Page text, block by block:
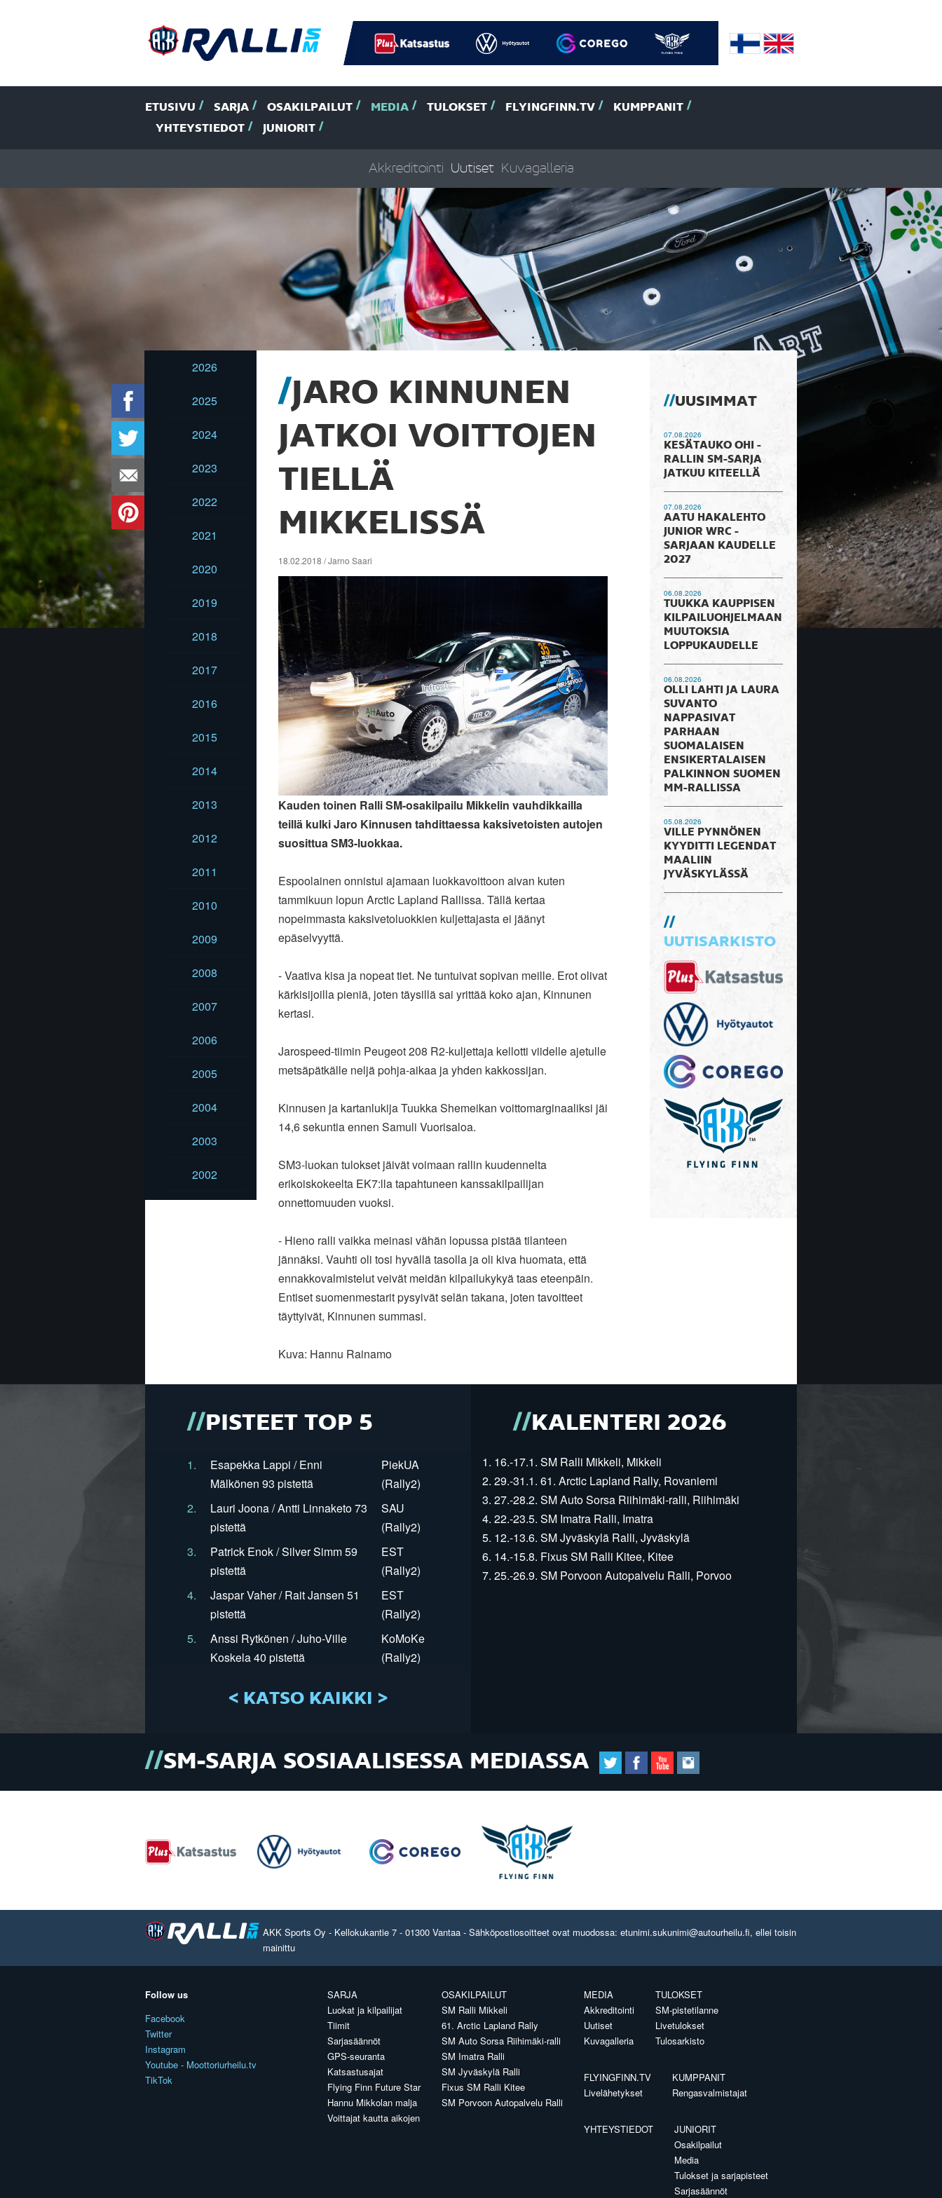
ETUSIVU SARJA OSAKILPAILUT MEDIA TULOKSET FLYINGFINN.TV
KUMPPANIT
YHTEYSTIEDOT
JUNIORIT
Akkreditointi Uutiset Kuvagalleria
2026
2025
2024
2023
2022
2021
2020
2019
2018
2017
2016
2015
2014
2013
2012
2011
2010
2009
2008
2007
2006
2005
2004
2003
2002
JARO KINNUNEN
JATKOI VOITTOJEN
TIELLÄ
MIKKELISSÄ
18.02.2018 / Jarno Saari
Kauden toinen Ralli SM-osakilpailu Mikkelin vauhdikkailla
teillä kulki Jaro Kinnusen tahdittaessa kaksivetoisten autojen
suosittua SM3-luokkaa.
Espoolainen onnistui ajamaan luokkavoittoon aivan kuten
tammikuun lopun Arctic Lapland Rallissa. Tällä kertaa
nopeimmasta kaksivetoluokkien kuljettajasta ei jäänyt
epäselvyyttä.
- Vaativa kisa ja nopeat tiet. Ne tuntuivat sopivan meille. Erot olivat
kärkisijoilla pieniä, joten täysillä sai yrittää koko ajan, Kinnunen
kertasi.
Jarospeed-tiimin Peugeot 208 R2-kuljettaja kellotti viidelle ajetulle
metsäpätkälle neljä pohja-aikaa ja yhden kakkossijan.
Kinnusen ja kartanlukija Tuukka Shemeikan voittomarginaaliksi jäi
14,6 sekuntia ennen Samuli Vuorisaloa.
SM3-luokan tulokset jäivät voimaan rallin kuudennelta
erikoiskokeelta EK7:lla tapahtuneen kanssakilpailijan
onnettomuuden vuoksi.
- Hieno ralli vaikka meinasi vähän lopussa pistää tilanteen
jännäksi. Vauhti oli tosi hyvällä tasolla ja oli kiva huomata, että
ennakkovalmistelut veivät meidän kilpailukykyä taas eteenpäin.
Entiset suomenmestarit pysyivät selän takana, joten tavoitteet
täyttyivät, Kinnunen summasi.
Kuva: Hannu Rainamo
UUSIMMAT
07.08.2026
KESÄTAUKO OHI -
RALLIN SM-SARJA
JATKUU KITEELLÄ
07.08.2026
AATU HAKALEHTO
JUNIOR WRC -
SARJAAN KAUDELLE
2027
06.08.2026
TUUKKA KAUPPISEN
KILPAILUOHJELMAAN
MUUTOKSIA
LOPPUKAUDELLE
06.08.2026
OLLI LAHTI JA LAURA
SUVANTO
NAPPASIVAT
PARHAAN
SUOMALAISEN
ENSIKERTALAISEN
PALKINNON SUOMEN
MM-RALLISSA
05.08.2026
VILLE PYNNÖNEN
KYYDITTI LEGENDAT
MAALIIN
JYVÄSKYLÄSSÄ
UUTISARKISTO
PISTEET TOP 5
1.
Esapekka Lappi / Enni
Mälkönen 93 pistettä
PiekUA
(Rally2)
2.
Lauri Joona / Antti Linnaketo 73
pistettä
SAU
(Rally2)
3.
Patrick Enok / Silver Simm 59
pistettä
EST
(Rally2)
4.
Jaspar Vaher / Rait Jansen 51
pistettä
EST
(Rally2)
5.
Anssi Rytkönen / Juho-Ville
Koskela 40 pistettä
KoMoKe
(Rally2)
< KATSO KAIKKI >
KALENTERI 2026
1. 16.-17.1. SM Ralli Mikkeli, Mikkeli
2. 29.-31.1. 61. Arctic Lapland Rally, Rovaniemi
3. 27.-28.2. SM Auto Sorsa Riihimäki-ralli, Riihimäki
4. 22.-23.5. SM Imatra Ralli, Imatra
5. 12.-13.6. SM Jyväskylä Ralli, Jyväskylä
6. 14.-15.8. Fixus SM Ralli Kitee, Kitee
7. 25.-26.9. SM Porvoon Autopalvelu Ralli, Porvoo
SM-SARJA SOSIAALISESSA MEDIASSA
AKK Sports Oy - Kellokukantie 7 - 01300 Vantaa - Sähköpostiosoitteet ovat muodossa: etunimi.sukunimi@autourheilu.fi, ellei toisin
mainittu
Follow us
Facebook
Twitter
Instagram
Youtube - Moottoriurheilu.tv
TikTok
SARJA
Luokat ja kilpailijat
Tiimit
Sarjasäännöt
GPS-seuranta
Katsastusajat
Flying Finn Future Star
Hannu Mikkolan malja
Voittajat kautta aikojen
OSAKILPAILUT
SM Ralli Mikkeli
61. Arctic Lapland Rally
SM Auto Sorsa Riihimäki-ralli
SM Imatra Ralli
SM Jyväskylä Ralli
Fixus SM Ralli Kitee
SM Porvoon Autopalvelu Ralli
MEDIA
Akkreditointi
Uutiset
Kuvagalleria
TULOKSET
SM-pistetilanne
Livetulokset
Tulosarkisto
FLYINGFINN.TV
Livelähetykset
KUMPPANIT
Rengasvalmistajat
YHTEYSTIEDOT
JUNIORIT
Osakilpailut
Media
Tulokset ja sarjapisteet
Sarjasäännöt